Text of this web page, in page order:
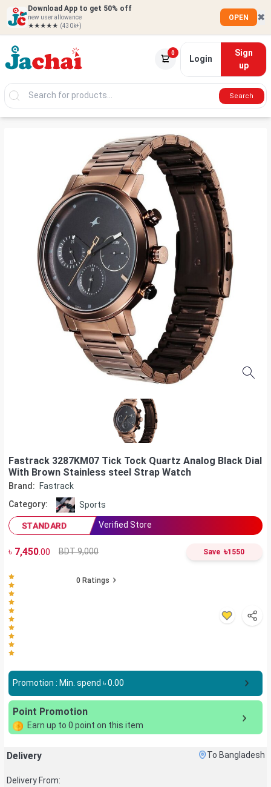
Download App to get 50% off
new user allowance
★★★★★ (430k+)
OPEN ✖
0
Login
Sign
up
Search
Fastrack 3287KM07 Tick Tock Quartz Analog Black Dial
With Brown Stainless steel Strap Watch
Brand:
Fastrack
Category:
Sports
STANDARD Verified Store
৳ 7,450.00 BDT 9,000 Save ৳1550
0 Ratings
Promotion : Min. spend ৳0.00
Point Promotion
Earn up to 0 point on this item
Delivery To Bangladesh
Delivery From: